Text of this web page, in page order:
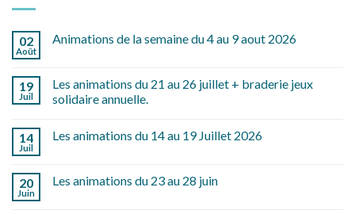
02
Août
Animations de la semaine du 4 au 9 aout 2026
19
Juil
Les animations du 21 au 26 juillet + braderie jeux
solidaire annuelle.
14
Juil
Les animations du 14 au 19 Juillet 2026
20
Juin
Les animations du 23 au 28 juin